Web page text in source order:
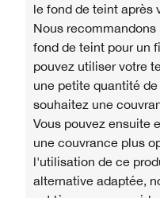
le fond de teint après
Nous
fond de teint pour un
pouvez utiliser votre
une petite quantité
souhaitez une
Vous pouvez ensuite
une couvrance plus
l'utilisation de ce
alternative adaptée,